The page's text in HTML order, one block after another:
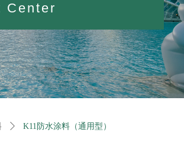
ꄲ K11防水涂料（通用型）
Center